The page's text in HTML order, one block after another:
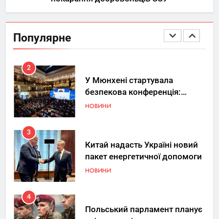
Популярне
вдосконалювати Patriot,
передаючи дані про удари РФ
2
У Мюнхені стартувала
безпекова конференція:
Україна знову у фокусі світу
НОВИНИ
3
Китай надасть Україні новий
пакет енергетичної допомоги
НОВИНИ
4
Польський парламент планує